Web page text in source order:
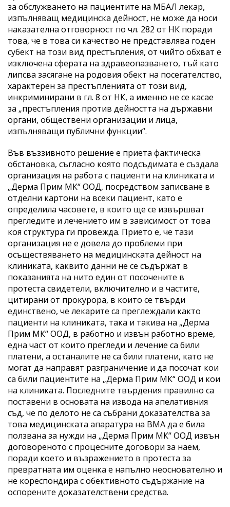
за обслужването на пациентите на МБАЛ лекар,
изпълняващ медицинска дейност, не може да носи
наказателна отговорност по чл. 282 от НК поради
това, че в това си качество не представлява годен
субект на този вид престъпления, от чийто обхват е
изключена сферата на здравеопазването, тъй като
липсва засягане на родовия обект на посегателство,
характерен за престъпленията от този вид,
инкриминирани в гл. 8 от НК, а именно не се касае
за „престъпления против дейността на държавни
органи, обществени организации и лица,
изпълняващи публични функции“.
Във въззивното решение е приета фактическа
обстановка, съгласно която подсъдимата е създала
организация на работа с пациенти на клиниката и
„Дерма Прим МК“ ООД, посредством записване в
отделни картони на всеки пациент, като е
определила часовете, в които ще се извършват
прегледите и лечението им в зависимост от това
коя структура ги провежда. Прието е, че тази
организация не е довела до проблеми при
осъществяването на медицинската дейност на
клиниката, каквито данни не се съдържат в
показанията на нито един от посочените в
протеста свидетели, включително и в частите,
цитирани от прокурора, в които се твърди
единствено, че лекарите са преглеждали както
пациенти на клиниката, така и такива на „Дерма
Прим МК“ ООД, в работно и извън работно време,
една част от които прегледи и лечение са били
платени, а останалите не са били платени, като не
могат да направят разграничение и да посочат кои
са били пациентите на „Дерма Прим МК“ ООД и кои
на клиниката. Последните твърдения правилно са
поставени в основата на извода на апелативния
съд, че по делото не са събрани доказателства за
това медицинската апаратура на ВМА да е била
ползвана за нужди на „Дерма Прим МК“ ООД извън
договореното с процесните договори за наем,
поради което и възражението в протеста за
превратната им оценка е напълно неоснователно и
не кореспондира с обективното съдържание на
оспорените доказателствени средства.